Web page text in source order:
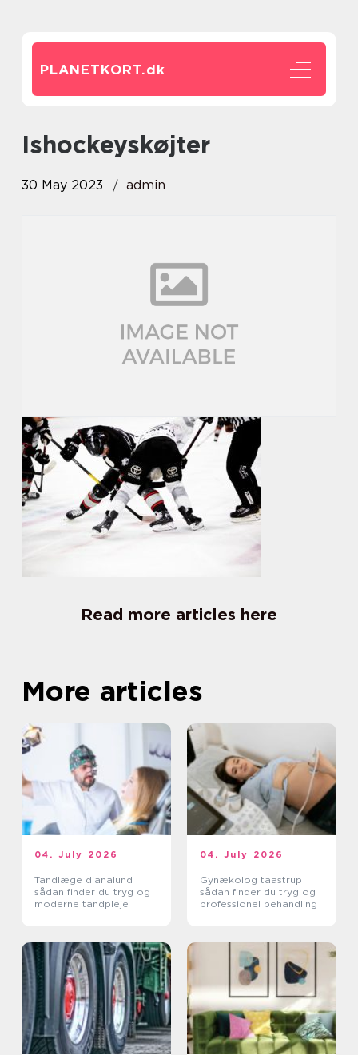
PLANETKORT.dk
ishockeyskøjter
30 May 2023 admin
Read more articles here
More articles
04. July 2026
Tandlæge dianalund
sådan finder du tryg og
moderne tandpleje
04. July 2026
Gynækolog taastrup
sådan finder du tryg og
professionel behandling